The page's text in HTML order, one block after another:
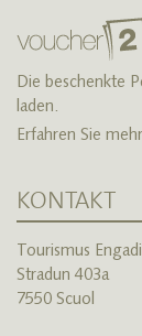
Die beschenkte
laden.
Erfahren Sie
KONTAKT
Tourismus
Stradun 403a
7550 Scuol